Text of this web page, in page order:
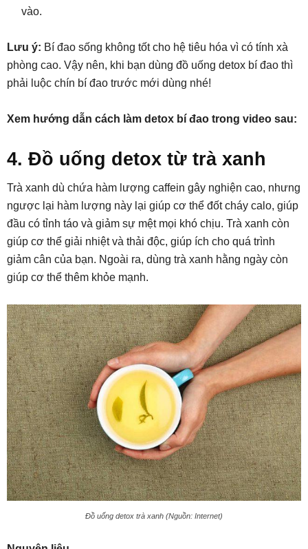
vào.
Lưu ý: Bí đao sống không tốt cho hệ tiêu hóa vì có tính xà
phòng cao. Vậy nên, khi bạn dùng đồ uống detox bí đao thì
phải luộc chín bí đao trước mới dùng nhé!
Xem hướng dẫn cách làm detox bí đao trong video sau:
4. Đồ uống detox từ trà xanh
Trà xanh dù chứa hàm lượng caffein gây nghiện cao, nhưng
ngược lại hàm lượng này lại giúp cơ thể đốt cháy calo, giúp
đầu có tỉnh táo và giảm sự mệt mọi khó chịu. Trà xanh còn
giúp cơ thể giải nhiệt và thải độc, giúp ích cho quá trình
giảm cân của bạn. Ngoài ra, dùng trà xanh hằng ngày còn
giúp cơ thể thêm khỏe mạnh.
Đồ uống detox trà xanh (Nguồn: Internet)